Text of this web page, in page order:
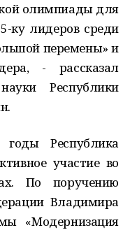
олимпиады для
ку лидеров среди
перемены» и
- рассказал
Республики
Республика
участие во
По поручению
Владимира
«Модернизация